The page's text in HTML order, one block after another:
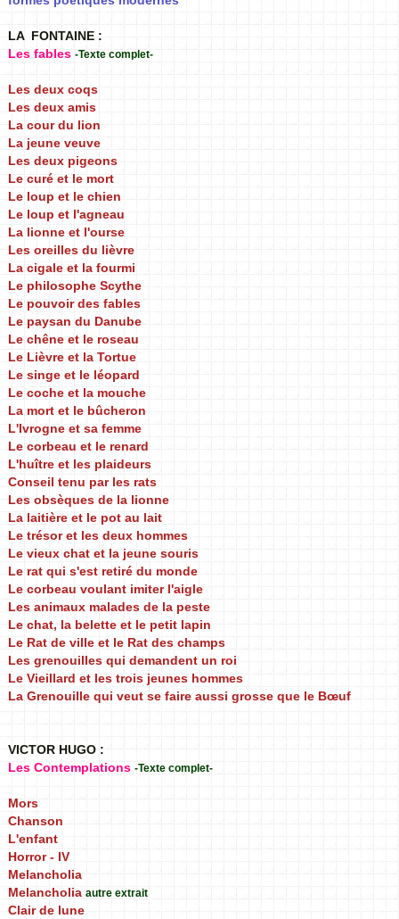
LA FONTAINE :
Les fables -Texte complet-
Les deux coqs
Les deux amis
La cour du lion
La jeune veuve
Les deux pigeons
Le curé et le mort
Le loup et le chien
Le loup et l'agneau
La lionne et l'ourse
Les oreilles du lièvre
La cigale et la fourmi
Le philosophe Scythe
Le pouvoir des fables
Le paysan du Danube
Le chêne et le roseau
Le Lièvre et la Tortue
Le singe et le léopard
Le coche et la mouche
La mort et le bûcheron
L'Ivrogne et sa femme
Le corbeau et le renard
L'huître et les plaideurs
Conseil tenu par les rats
Les obsèques de la lionne
La laitière et le pot au lait
Le trésor et les deux hommes
Le vieux chat et la jeune souris
Le rat qui s'est retiré du monde
Le corbeau voulant imiter l'aigle
Les animaux malades de la peste
Le chat, la belette et le petit lapin
Le Rat de ville et le Rat des champs
Les grenouilles qui demandent un roi
Le Vieillard et les trois jeunes hommes
La Grenouille qui veut se faire aussi grosse que le Bœuf
VICTOR HUGO :
Les Contemplations -Texte complet-
Mors
Chanson
L'enfant
Horror - IV
Melancholia
Melancholia autre extrait
Clair de lune